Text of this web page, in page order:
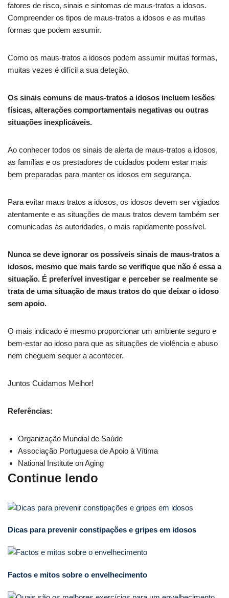
fatores de risco, sinais e sintomas de maus-tratos a idosos.
Compreender os tipos de maus-tratos a idosos e as muitas
formas que podem assumir.
Como os maus-tratos a idosos podem assumir muitas formas,
muitas vezes é difícil a sua deteção.
Os sinais comuns de maus-tratos a idosos incluem lesões
físicas, alterações comportamentais negativas ou outras
situações inexplicáveis.
Ao conhecer todos os sinais de alerta de maus-tratos a idosos,
as famílias e os prestadores de cuidados podem estar mais
bem preparadas para manter os idosos em segurança.
Para evitar maus tratos a idosos, os idosos devem ser vigiados
atentamente e as situações de maus tratos devem também ser
comunicadas às autoridades, o mais rapidamente possível.
Nunca se deve ignorar os possíveis sinais de maus-tratos a
idosos, mesmo que mais tarde se verifique que não é essa a
situação. É preferível investigar e perceber se realmente se
trata de uma situação de maus tratos do que deixar o idoso
sem apoio.
O mais indicado é mesmo proporcionar um ambiente seguro e
bem-estar ao idoso para que as situações de violência e abuso
nem cheguem sequer a acontecer.
Juntos Cuidamos Melhor!
Referências:
Organização Mundial de Saúde
Associação Portuguesa de Apoio à Vítima
National Institute on Aging
Continue lendo
Dicas para prevenir constipações e gripes em idosos
Factos e mitos sobre o envelhecimento